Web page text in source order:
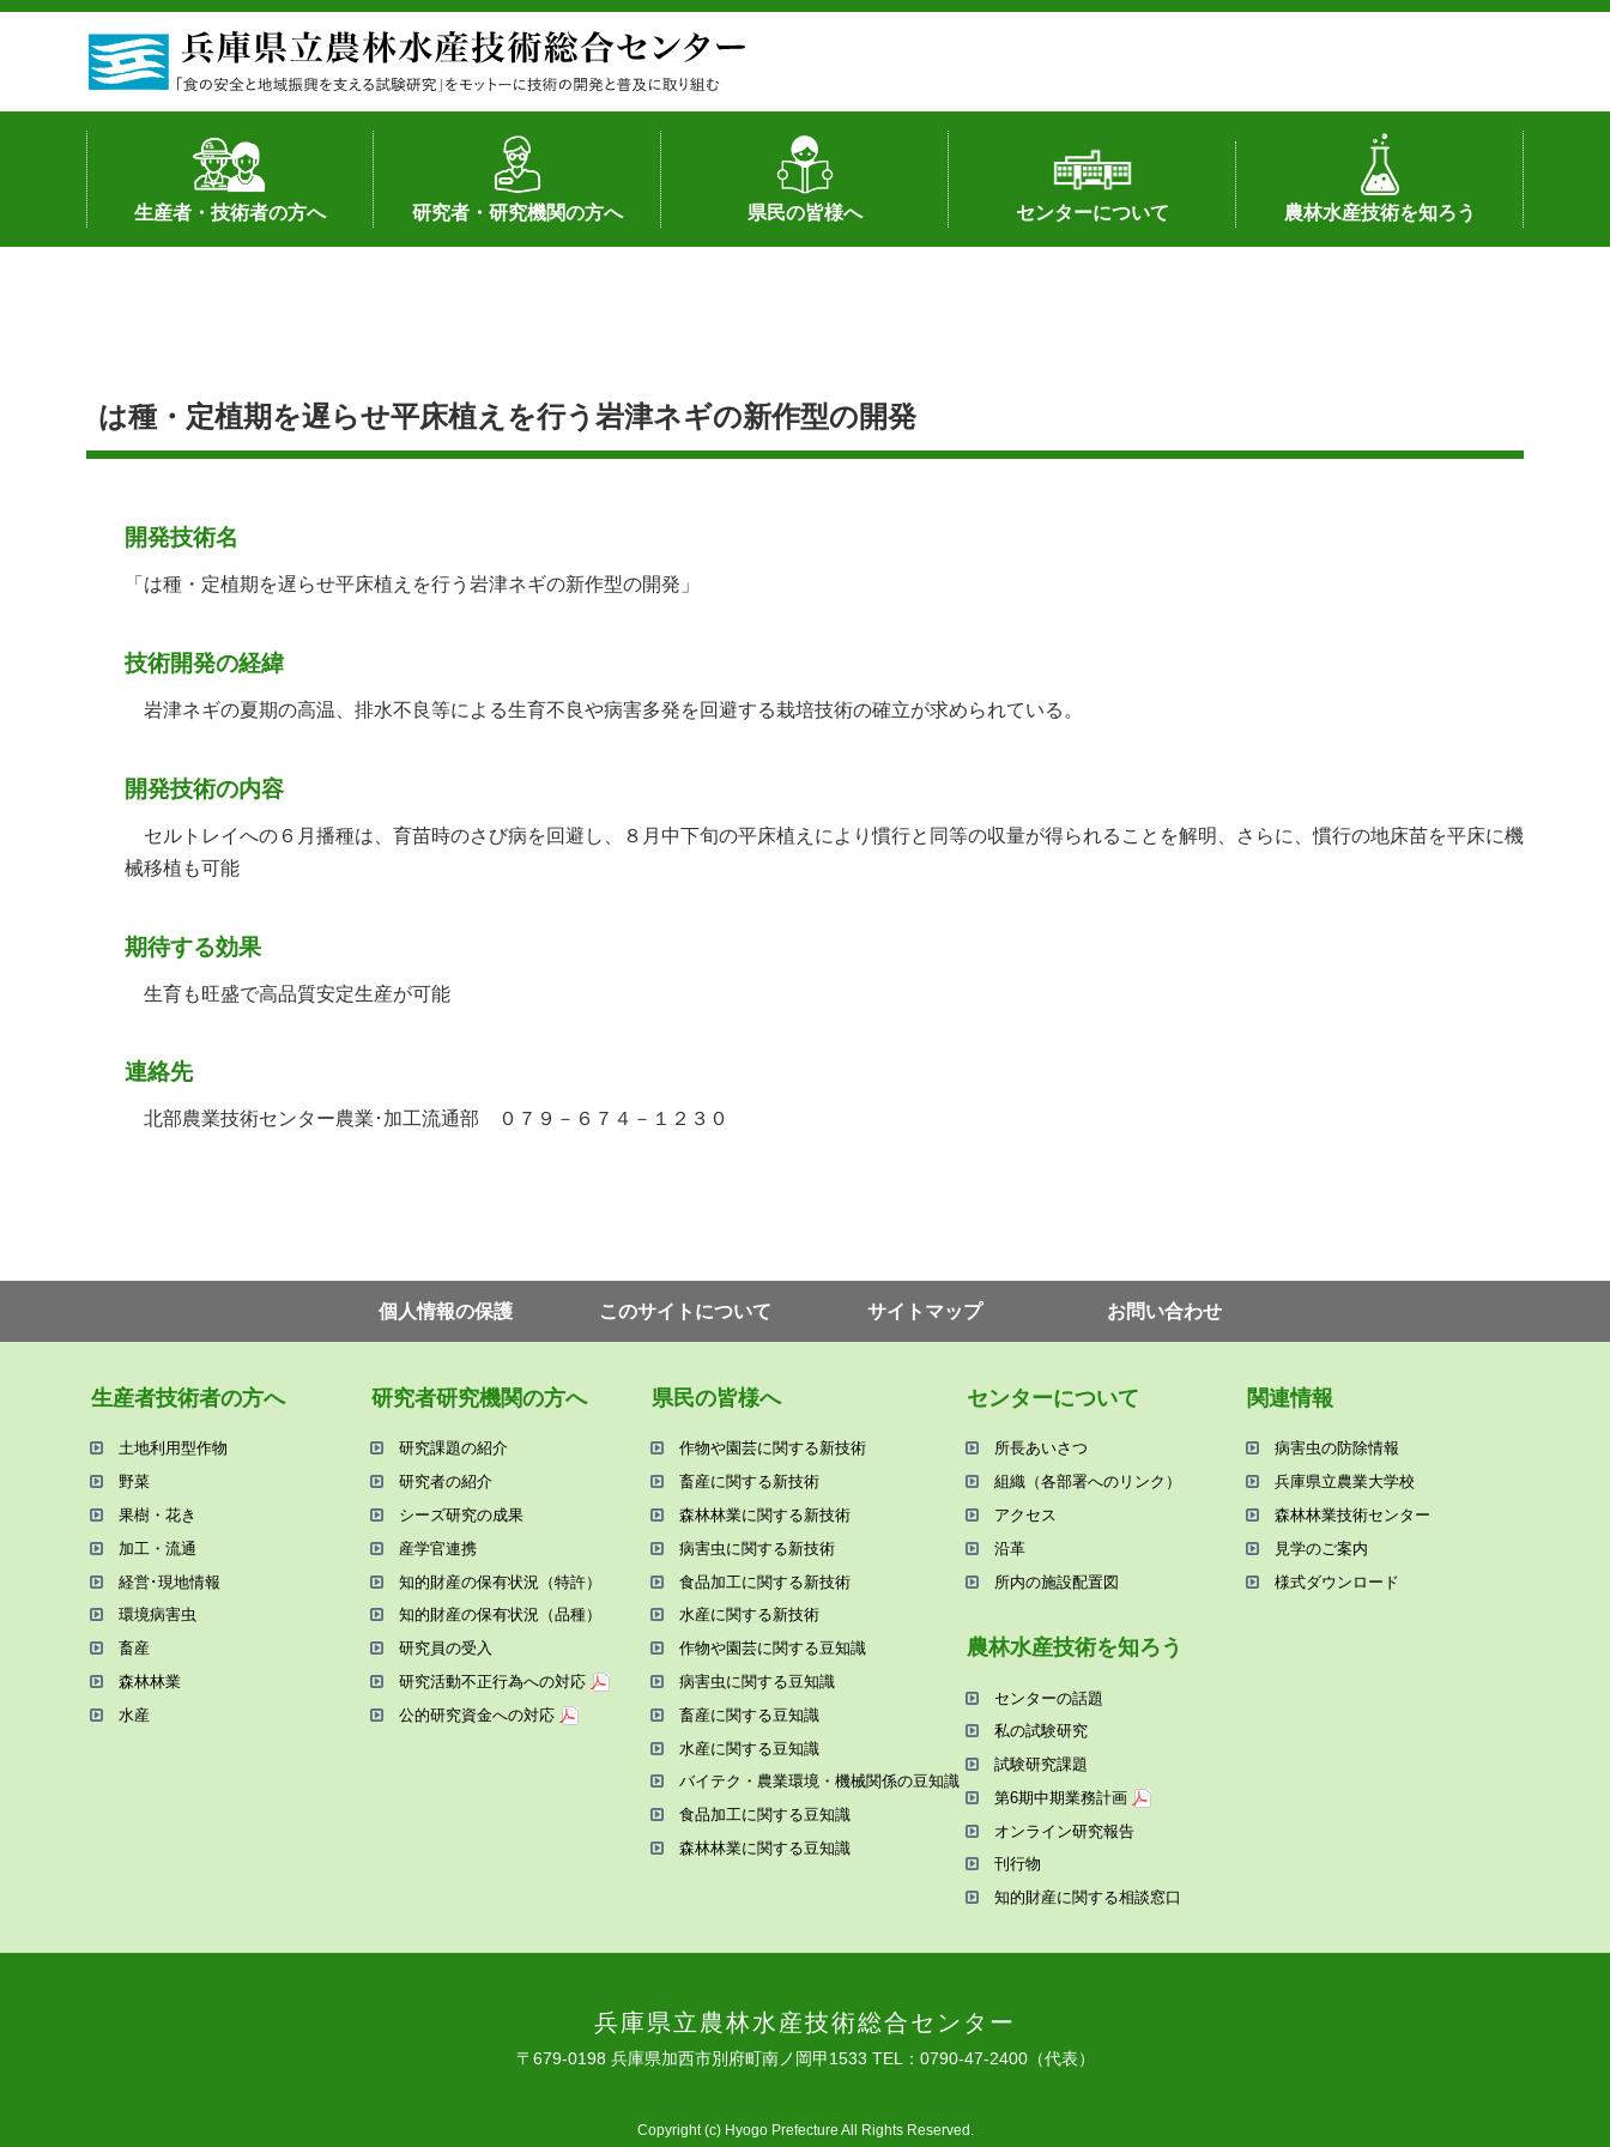
生産者・技術者の方へ
土地利用型作物
野菜
果樹・花き
加工・流通
経営･現地情報
環境病害虫
畜産
森林林業
水産
基幹種雄牛の紹介
研究者・研究機関の方へ
研究者の紹介
シーズ研究の成果
産学官連携
知的財産の保有状況（特許）
知的財産の保有状況（品種）
研究員の受入
研究活動不正行為への対応
公的研究資金への対応
県民の皆様へ
作物や園芸に関する新技術
畜産に関する新技術
森林林業に関する新技術
病害虫に関する新技術
食品加工に関する新技術
水産に関する新技術
作物や園芸に関する豆知識
病害虫に関する豆知識
畜産に関する豆知識
水産に関する豆知識
バイテク・農業環境・機械関係
食品加工に関する豆知識
森林林業に関する豆知識
センターについて
所長あいさつ
組織（各部署へのリンク）
アクセス
沿革
所内の施設配置図
農林水産技術を知ろう
センターの話題
私の試験研究
試験研究課題
第6期中期業務計画
オンライン研究報告
刊行物
知的財産に関する相談窓口
は種・定植期を遅らせ平床植えを行う岩津ネギの新作型の開発
開発技術名
「は種・定植期を遅らせ平床植えを行う岩津ネギの新作型の開発」
技術開発の経緯
岩津ネギの夏期の高温、排水不良等による生育不良や病害多発を回避する栽培技術の確立が求められている。
開発技術の内容
セルトレイへの６月播種は、育苗時のさび病を回避し、８月中下旬の平床植えにより慣行と同等の収量が得られることを解明、さらに、慣行の地床苗を平床に機
械移植も可能
期待する効果
生育も旺盛で高品質安定生産が可能
連絡先
北部農業技術センター農業･加工流通部 ０７９－６７４－１２３０
個⼈情報の保護 このサイトについて サイトマップ お問い合わせ
⽣産者技術者の⽅へ
⼟地利⽤型作物
野菜
果樹・花き
加⼯・流通
経営･現地情報
環境病害⾍
畜産
森林林業
⽔産
研究者研究機関の⽅へ
研究課題の紹介
研究者の紹介
シーズ研究の成果
産学官連携
知的財産の保有状況（特許）
知的財産の保有状況（品種）
研究員の受⼊
研究活動不正⾏為への対応
公的研究資金への対応
県⺠の皆様へ
作物や園芸に関する新技術
畜産に関する新技術
森林林業に関する新技術
病害⾍に関する新技術
⾷品加⼯に関する新技術
⽔産に関する新技術
作物や園芸に関する⾖知識
病害⾍に関する⾖知識
畜産に関する⾖知識
⽔産に関する⾖知識
バイテク・農業環境・機械関係の⾖知識
⾷品加⼯に関する⾖知識
森林林業に関する⾖知識
センターについて
所⻑あいさつ
組織（各部署へのリンク）
アクセス
沿⾰
所内の施設配置図
農林⽔産技術を知ろう
センターの話題
私の試験研究
試験研究課題
第6期中期業務計画
オンライン研究報告
刊⾏物
知的財産に関する相談窓⼝
関連情報
病害⾍の防除情報
兵庫県⽴農業⼤学校
森林林業技術センター
⾒学のご案内
様式ダウンロード
兵庫県⽴農林⽔産技術総合センター
〒679-0198 兵庫県加⻄市別府町南ノ岡甲1533 TEL：0790-47-2400（代表）
Copyright (c) Hyogo Prefecture All Rights Reserved.